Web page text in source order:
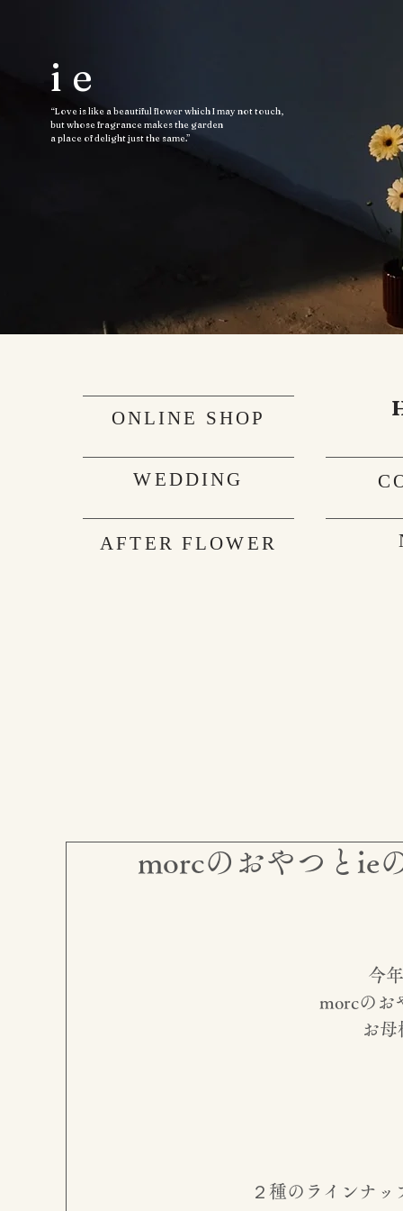
ie
“Love is like a beautiful flower which I may not touch,
but whose fragrance makes the garden
a place of delight just the same.”
ONLINE SHOP
WEDDING
AFTER FLOWER
morcのおやつとie
今
morcのお
お母
２種のラインナ